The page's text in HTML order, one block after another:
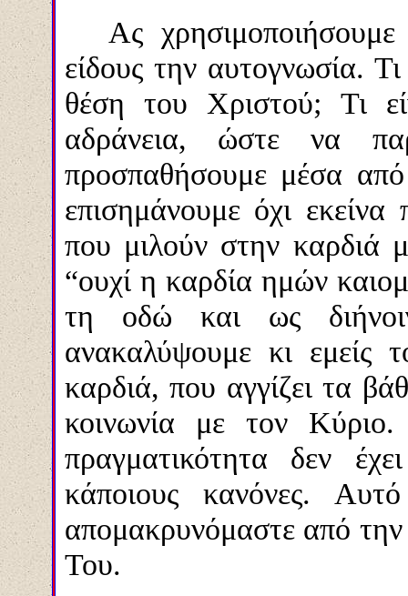
Ας
είδους την αυτογνωσία.
θέση του Χριστού; Τι
αδράνεια, ώστε να
προσπαθήσουμε μέσα
επισημάνουμε όχι
που μιλούν στην καρδιά
“ουχί η καρδία ημών
τη οδώ και ως
ανακαλύψουμε κι εμείς
καρδιά, που αγγίζει τα
κοινωνία με τον
πραγματικότητα δεν
κάποιους κανόνες.
απομακρυνόμαστε από την
Του.